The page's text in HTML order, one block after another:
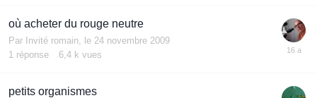
où acheter du rouge neutre
Par Invité romain, le 24 novembre 2009
1 réponse 6,4 k vues
petits organismes